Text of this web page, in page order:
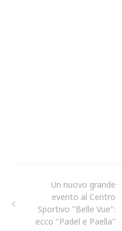
Un nuovo grande
evento al Centro
Sportivo "Belle Vue":
ecco "Padel e Paella"